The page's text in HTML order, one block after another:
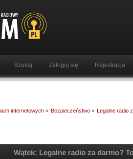
Szukaj Zaloguj się Rejestracja
internetowych» Bezpieczeństwo» Legalne radio
Wątek: Legalne radio za darmo?